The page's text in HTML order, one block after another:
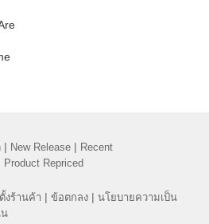
| New Release | Recent
Product Repriced
งร้านค้า | ข้อตกลง | นโยบายความเป็น